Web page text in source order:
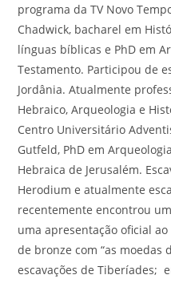
programa da TV Novo
Chadwick, bacharel em
línguas bíblicas e PhD em
Testamento. Participou de
Jordânia. Atualmente
Hebraico, Arqueologia e
Centro Universitário
Gutfeld, PhD em
Hebraica de Jerusalém.
Herodium e atualmente
recentemente encontrou
uma apresentação oficial
de bronze com “as moedas
escavações de Tiberíades;